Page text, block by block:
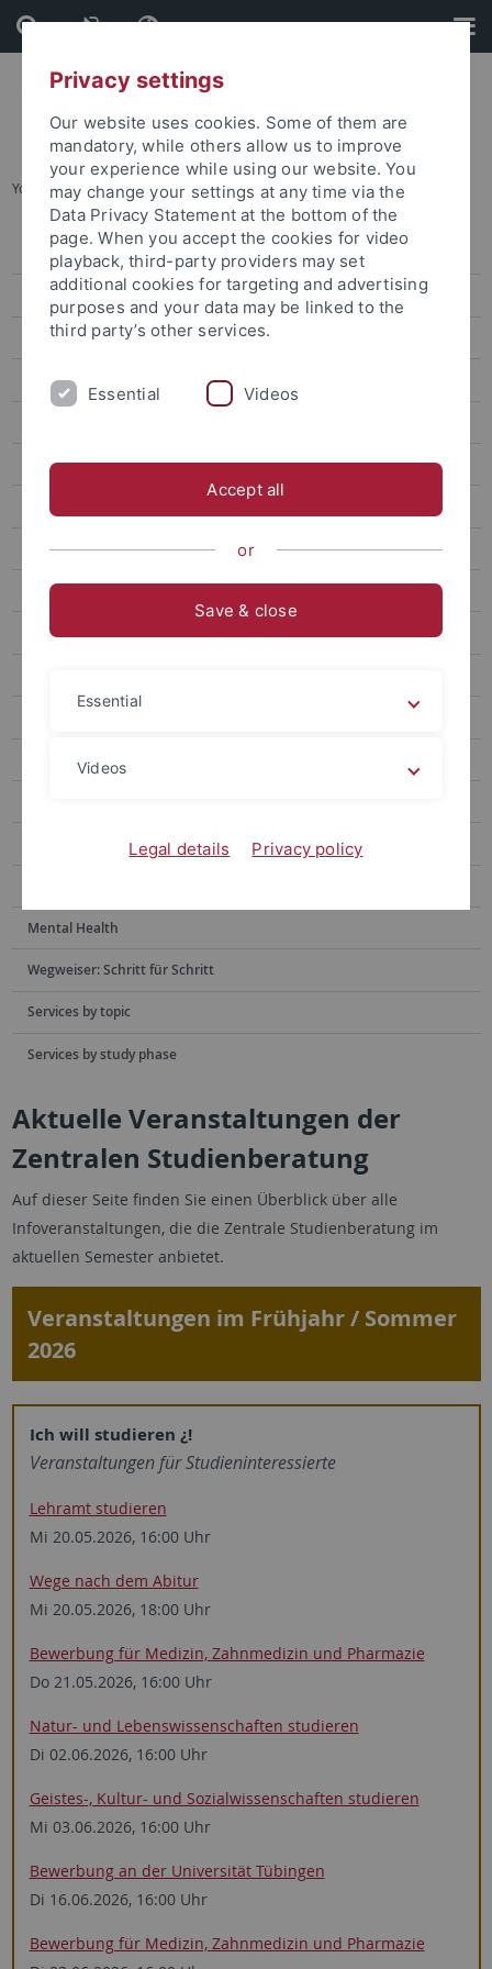
Skip
to
content
Skip
to
footer
You are here: Home ... Aktuelle Veranstaltungen
Student Counseling Service
Offers for future students
Offers for new students
Offers for students
Offers for students with a disability or (chronic) illness
Counseling formats
Aktuelle Veranstaltungen
Downloads and links
Team
Counseling for international students
Students with disabilities
Mental Health
Wegweiser: Schritt für Schritt
Services by topic
Services by study phase
Aktuelle Veranstaltungen der
Zentralen Studienberatung
Auf dieser Seite finden Sie einen Überblick über alle
Infoveranstaltungen, die die Zentrale Studienberatung im
aktuellen Semester anbietet.
Veranstaltungen im Frühjahr / Sommer
2026
Ich will studieren ¿!
Veranstaltungen für ­Studieninteressierte
Lehramt studieren
Mi 20.05.2026, 16:00 Uhr
Wege nach dem Abitur
Mi 20.05.2026, 18:00 Uhr
Bewerbung für Medizin, Zahnmedizin und Pharmazie
Do 21.05.2026, 16:00 Uhr
Natur- und Lebens­wissen­schaften studieren
Di 02.06.2026, 16:00 Uhr
Geistes-, Kultur- und Sozial­wissen­schaften studieren
Mi 03.06.2026, 16:00 Uhr
Bewerbung an der Universität Tübingen
Di 16.06.2026, 16:00 Uhr
Bewerbung für Medizin, Zahnmedizin und Pharmazie
Privacy settings
Our website uses cookies. Some of them are
mandatory, while others allow us to improve
your experience while using our website. You
may change your settings at any time via the
Data Privacy Statement at the bottom of the
page. When you accept the cookies for video
playback, third-party providers may set
additional cookies for targeting and advertising
purposes and your data may be linked to the
third party’s other services.
Essential Videos
Accept all
or
Save & close
Essential
Videos
Legal details Privacy policy